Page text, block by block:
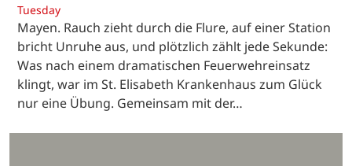
Tuesday
Mayen. Rauch zieht durch die Flure, auf einer Station
bricht Unruhe aus, und plötzlich zählt jede Sekunde:
Was nach einem dramatischen Feuerwehreinsatz
klingt, war im St. Elisabeth Krankenhaus zum Glück
nur eine Übung. Gemeinsam mit der…